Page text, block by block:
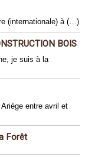
(internationale) à (…)
BOIS
je suis à la
entre avril et
Forêt